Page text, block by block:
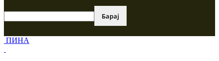
ПИНА